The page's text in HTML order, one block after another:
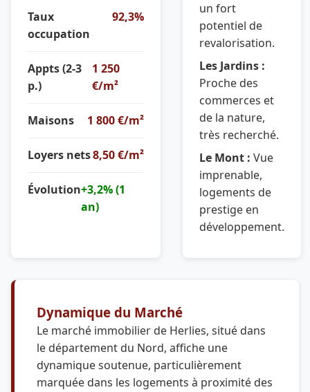
Taux
occupation
92,3%
Appts (2-3
p.)
1 250
€/m²
Maisons 1 800 €/m²
Loyers nets8,50 €/m²
Évolution+3,2% (1
an)
un fort
potentiel de
revalorisation.
Les Jardins :
Proche des
commerces et
de la nature,
très recherché.
Le Mont : Vue
imprenable,
logements de
prestige en
développement.
Dynamique du Marché
Le marché immobilier de Herlies, situé dans
le département du Nord, affiche une
dynamique soutenue, particulièrement
marquée dans les logements à proximité des